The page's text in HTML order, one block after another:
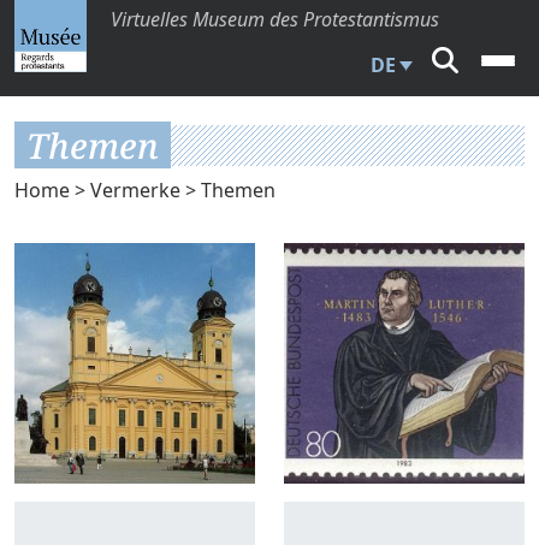
Virtuelles Museum des Protestantismus
DE
Themen
Home>Vermerke> Themen